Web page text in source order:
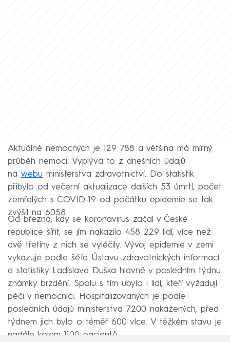
Aktuálně nemocných je 129 788 a většina má mírný
průběh nemoci. Vyplývá to z dnešních údajů
na webu ministerstva zdravotnictví. Do statistik
přibylo od večerní aktualizace dalších 53 úmrtí, počet
zemřelých s COVID-19 od počátku epidemie se tak
zvýšil na 6058.
Od března, kdy se koronavirus začal v České
republice šířit, se jím nakazilo 458 229 lidí, více než
dvě třetiny z nich se vyléčily. Vývoj epidemie v zemi
vykazuje podle šéfa Ústavu zdravotnických informací
a statistiky Ladislava Duška hlavně v posledním týdnu
známky brzdění. Spolu s tím ubylo i lidí, kteří vyžadují
péči v nemocnici. Hospitalizovaných je podle
posledních údajů ministerstva 7200 nakažených, před
týdnem jich bylo o téměř 600 více. V těžkém stavu je
nadále kolem 1100 pacientů.